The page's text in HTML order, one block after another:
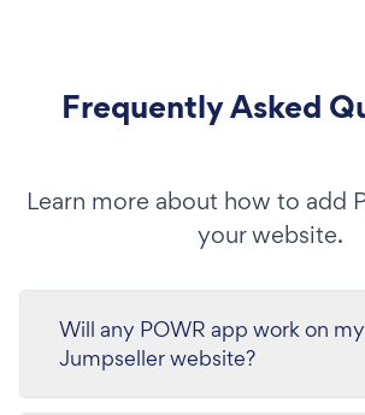
Frequently Asked
Learn more about how to add
your website.
Will any POWR app work on my
Jumpseller website?